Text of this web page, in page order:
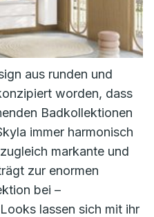
aus runden und
worden, dass
Badkollektionen
immer harmonisch
markante und
zur enormen
bei –
lassen sich mit ihr